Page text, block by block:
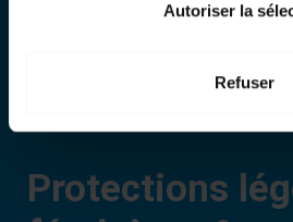
Autoriser la
Refuser
Protections